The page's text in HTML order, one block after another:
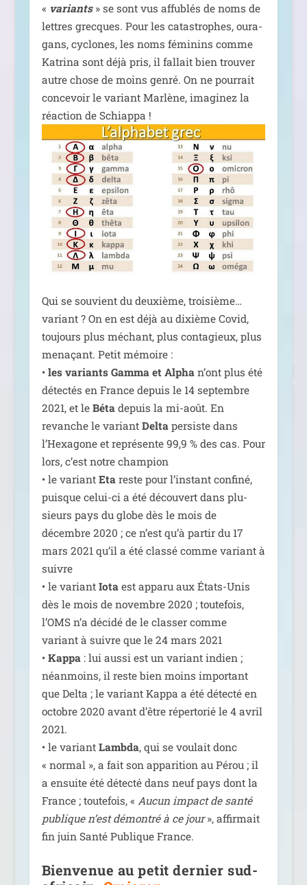
« variants» se sont vus affu­blés de noms de
lettres grecques. Pour les catas­trophes, oura­
gans, cyclones, les noms fémi­nins comme
Katrina sont déjà pris, il fal­lait bien trou­ver
autre chose de moins gen­ré. On ne pour­rait
conce­voir le variant Marlène, ima­gi­nez la
réac­tion de Schiappa !
Qui se sou­vient du deuxième, troi­sième…
variant ? On en est déjà au dixième Covid,
tou­jours plus méchant, plus conta­gieux, plus
mena­çant. Petit mémoire :
• les variants Gamma et Alpha n’ont plus été
détec­tés en France depuis le 14 sep­tembre
2021, et le Béta depuis la mi-août. En
revanche le variant Delta per­siste dans
l’Hexagone et repré­sente 99,9 % des cas. Pour
lors, c’est notre cham­pion
• le variant Eta reste pour l’ins­tant confi­né,
puisque celui-ci a été décou­vert dans plu­
sieurs pays du globe dès le mois de
décembre 2020 ; ce n’est qu’à par­tir du 17
mars 2021 qu’il a été clas­sé comme variant à
suivre
• le variant Iota est appa­ru aux États-Unis
dès le mois de novembre 2020 ; tou­te­fois,
l’OMS n’a déci­dé de le clas­ser comme
variant à suivre que le 24 mars 2021
• Kappa : lui aus­si est un variant indien ;
néan­moins, il reste bien moins impor­tant
que Delta ; le variant Kappa a été détec­té en
octobre 2020 avant d’être réper­to­rié le 4 avril
2021.
• le variant Lambda, qui se vou­lait donc
« nor­mal », a fait son appa­ri­tion au Pérou ; il
a ensuite été détec­té dans neuf pays dont la
France ; tou­te­fois, « Aucun impact de san­té
publique n’est démon­tré à ce jour», affir­mait
fin juin Santé Publique France.
Bienvenue au petit dernier sud-